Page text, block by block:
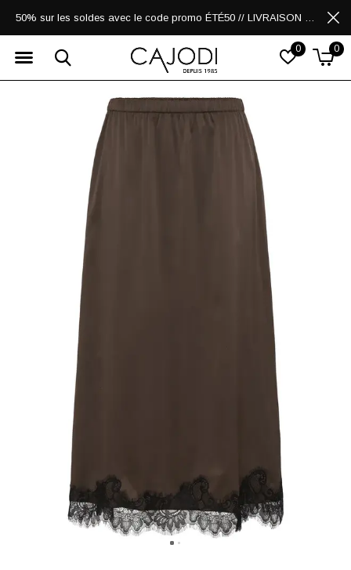
0 0
50% sur les soldes avec le code promo ÉTÉ50 // LIVRAISON GRATUITE POUR LES ACHATS DE 250$ ET PLUS